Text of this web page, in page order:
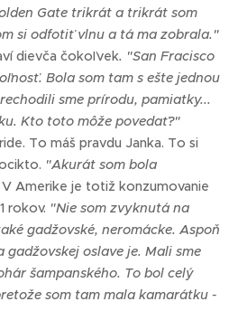
Gate trikrát a trikrát som
si odfotiť vlnu a tá ma zobrala."
dievča čokoľvek. "San Fracisco
Bola som tam s ešte jednou
sme prírodu, pamiatky...
Kto toto môže povedať?"
To máš pravdu Janka. To si
"Akurát som bola
V Amerike je totiž konzumovanie
rokov. "Nie som zvyknutá na
gadžovské, neromácke. Aspoň
oslave je. Mali sme
šampanského. To bol celý
som tam mala kamarátku -